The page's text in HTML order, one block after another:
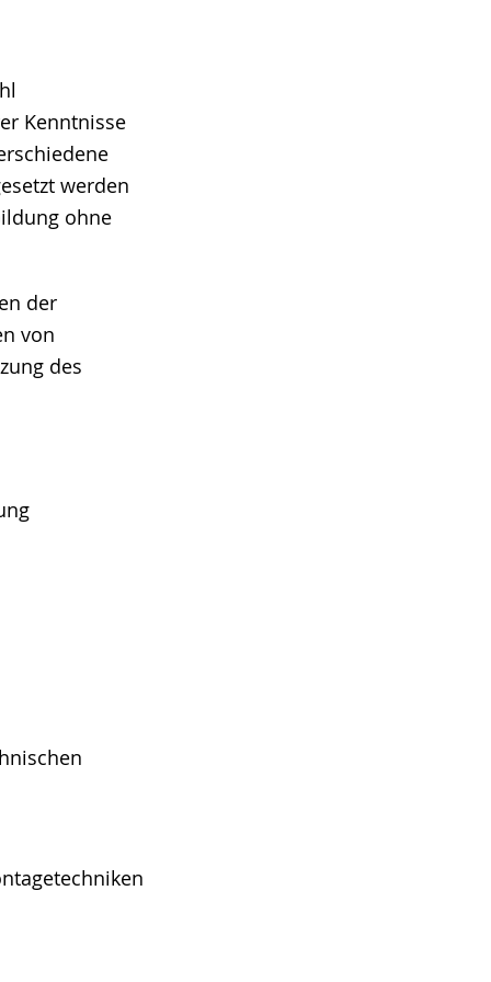
Kenntnisse
werden
ohne
der
von
des